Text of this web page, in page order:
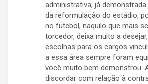
administrativa, já
da reformulação do estádio,
no futebol, naquilo que mais
torcedor, deixa muito a
escolhas para os cargos
a essa área sempre foram
você muito bem demonstrou.
discordar com relação à